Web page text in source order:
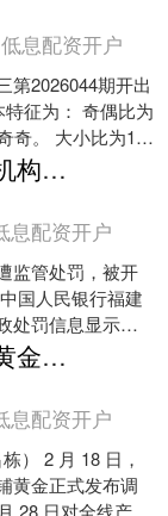
低息配资开户
第2026044期开出
征为： 奇偶比为
奇。 大小比为1：
012路比1：....
闻喜 又有支付机构受罚！行业洗牌加速，累计注销牌照超百张
息配资开户
监管处罚，被开
国人民银行福建
处罚信息显示，
司（下称“星驿
信钰证券 老铺黄金官宣即将调价，金价又要涨？
息配资开户
） 2 月 18 日，
黄金正式发布调
28 日对全线产品